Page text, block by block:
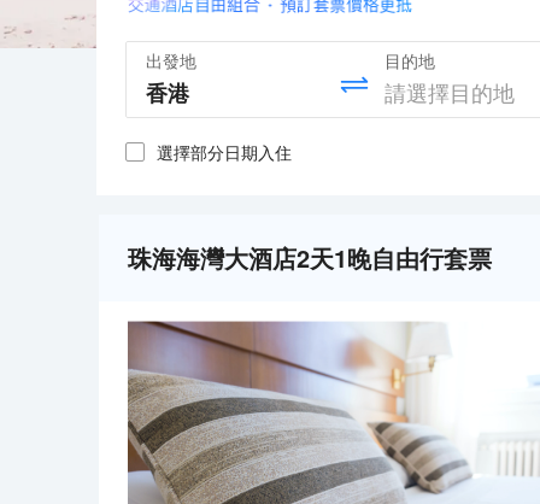
出發地 目的地
選擇部分日期入住
珠海海灣大酒店2天1晚自由行套票